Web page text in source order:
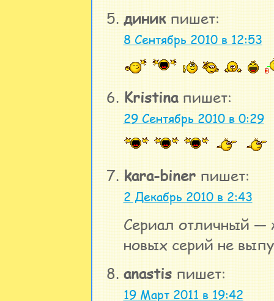
диникпишет:
8 Сентябрь 2010 в 12:53
Kristinaпишет:
29 Сентябрь 2010 в 0:29
kara-binerпишет:
2 Декабрь 2010 в 2:43
Сериал отличный —
новых серий не
anastisпишет:
19 Март 2011 в 19:42